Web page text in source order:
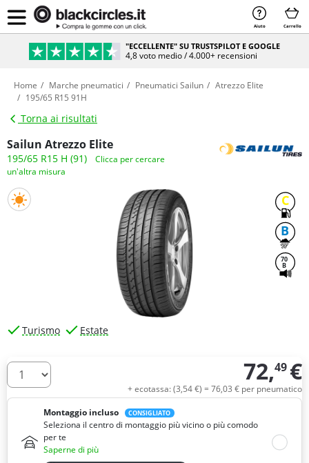
Aiuto Carrello
"ECCELLENTE" SU TRUSTSPILOT E GOOGLE
4,8 voto medio / 4.000+ recensioni
Home Marche pneumatici Pneumatici Sailun
Atrezzo Elite
195/65 R15 91H
Torna ai risultati
Sailun Atrezzo Elite
195/65 R15 H (91)
Clicca per cercare
un'altra misura
C
B
70
B
Turismo Estate
Quantità 72,49 €
+ ecotassa: (3,54€) = 76,03 € per pneumatico
Montaggio incluso
CONSIGLIATO
Seleziona il centro di montaggio più vicino o più comodo
per te
Saperne di più